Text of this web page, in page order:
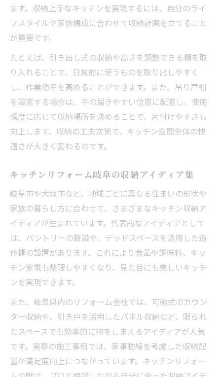
ます。収納上手なキッチンを実現するには、自分のライ
フスタイルや家族構成に合わせて収納計画を立てること
が重要です。
たとえば、引き出し式の収納や高さを調整できる棚を取
り入れることで、日常的に使うものを取り出しやすく
し、作業効率を高めることができます。また、吊り戸棚
を設置する場合は、手の届きやすい位置に配置し、使用
頻度に応じて収納場所を決めることで、片付けやすさも
向上します。収納の工夫次第で、キッチン空間全体の快
適さが大きく変わるのです。
キッチンリフォーム岐阜の収納アイディア集
岐阜市や大垣市など、地域ごとに異なる住まいの形状や
家族の暮らし方に合わせて、さまざまなキッチン収納ア
イディアが生まれています。代表的なアイディアとして
は、パントリーの新設や、デッドスペースを活用した造
作棚の設置があります。これにより食品や調味料、キッ
チン家電も整理しやすくなり、見た目にも美しいキッチ
ンを実現できます。
また、岐阜県内のリフォーム会社では、可動式のカウン
ター収納や、引き戸を活用したパネル収納など、限られ
たスペースでも効率的に物をしまえるアイディアが人気
です。実際の施工事例では、家事動線を考慮した収納配
置が満足度向上につながっています。キッチンリフォー